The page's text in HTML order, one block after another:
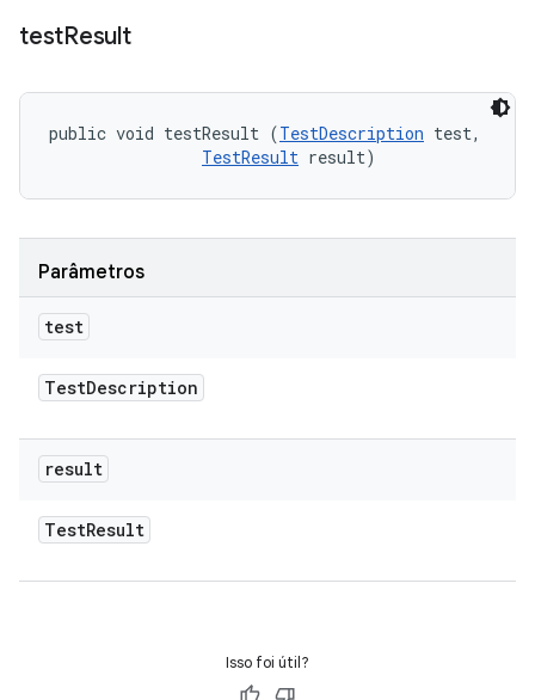
testResult
public void testResult (TestDescription test,
TestResult result)
Parâmetros
test
TestDescription
result
TestResult
Isso foi útil?